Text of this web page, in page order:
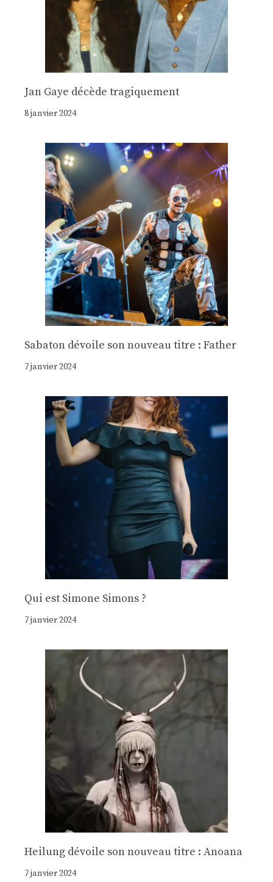
Jan Gaye décède tragiquement
8 janvier 2024
Sabaton dévoile son nouveau titre : Father
7 janvier 2024
Qui est Simone Simons ?
7 janvier 2024
Heilung dévoile son nouveau titre : Anoana
7 janvier 2024